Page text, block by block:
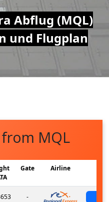
Abflug (MQL)
und Flugplan
MQL
Gate Airline
-